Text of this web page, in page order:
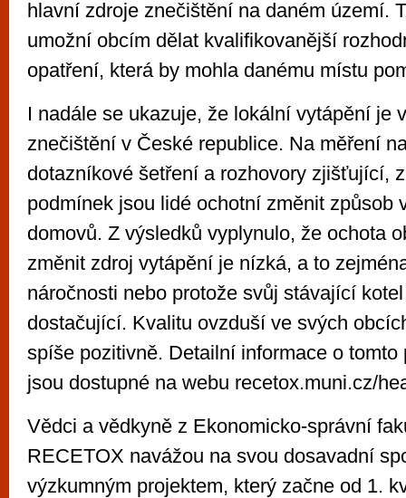
hlavní zdroje znečištění na daném území.
umožní obcím dělat kvalifikovanější
opatření, která by mohla danému místu
I nadále se ukazuje, že lokální vytápění je
znečištění v České republice. Na měření
dotazníkové šetření a rozhovory zjišťující,
podmínek jsou lidé ochotní změnit způsob
domovů. Z výsledků vyplynulo, že ochota
změnit zdroj vytápění je nízká, a to
náročnosti nebo protože svůj stávající
dostačující. Kvalitu ovzduší ve svých
spíše pozitivně. Detailní informace o tomto
jsou dostupné na webu recetox.muni.cz/
Vědci a vědkyně z Ekonomicko-správní
RECETOX navážou na svou dosavadní
výzkumným projektem, který začne od 1.